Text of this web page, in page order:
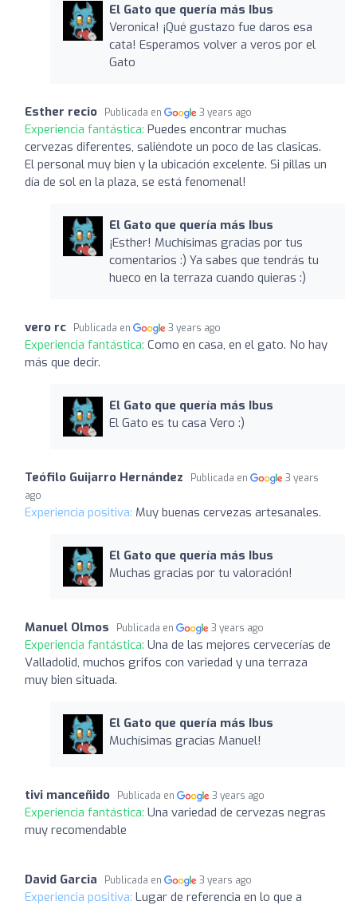
El Gato que quería más Ibus
Veronica! ¡Qué gustazo fue daros esa
cata! Esperamos volver a veros por el
Gato
Esther recio Publicada en 3 years ago
Experiencia fantástica: Puedes encontrar muchas
cervezas diferentes, saliéndote un poco de las clasicas.
El personal muy bien y la ubicación excelente. Si pillas un
día de sol en la plaza, se está fenomenal!
El Gato que quería más Ibus
¡Esther! Muchísimas gracias por tus
comentarios :) Ya sabes que tendrás tu
hueco en la terraza cuando quieras :)
vero rc Publicada en 3 years ago
Experiencia fantástica: Como en casa, en el gato. No hay
más que decir.
El Gato que quería más Ibus
El Gato es tu casa Vero :)
Teófilo Guijarro Hernández Publicada en
3 years
ago
Experiencia positiva: Muy buenas cervezas artesanales.
El Gato que quería más Ibus
Muchas gracias por tu valoración!
Manuel Olmos Publicada en 3 years ago
Experiencia fantástica: Una de las mejores cervecerías de
Valladolid, muchos grifos con variedad y una terraza
muy bien situada.
El Gato que quería más Ibus
Muchísimas gracias Manuel!
tivi manceñido Publicada en 3 years ago
Experiencia fantástica: Una variedad de cervezas negras
muy recomendable
David Garcia Publicada en 3 years ago
Experiencia positiva: Lugar de referencia en lo que a